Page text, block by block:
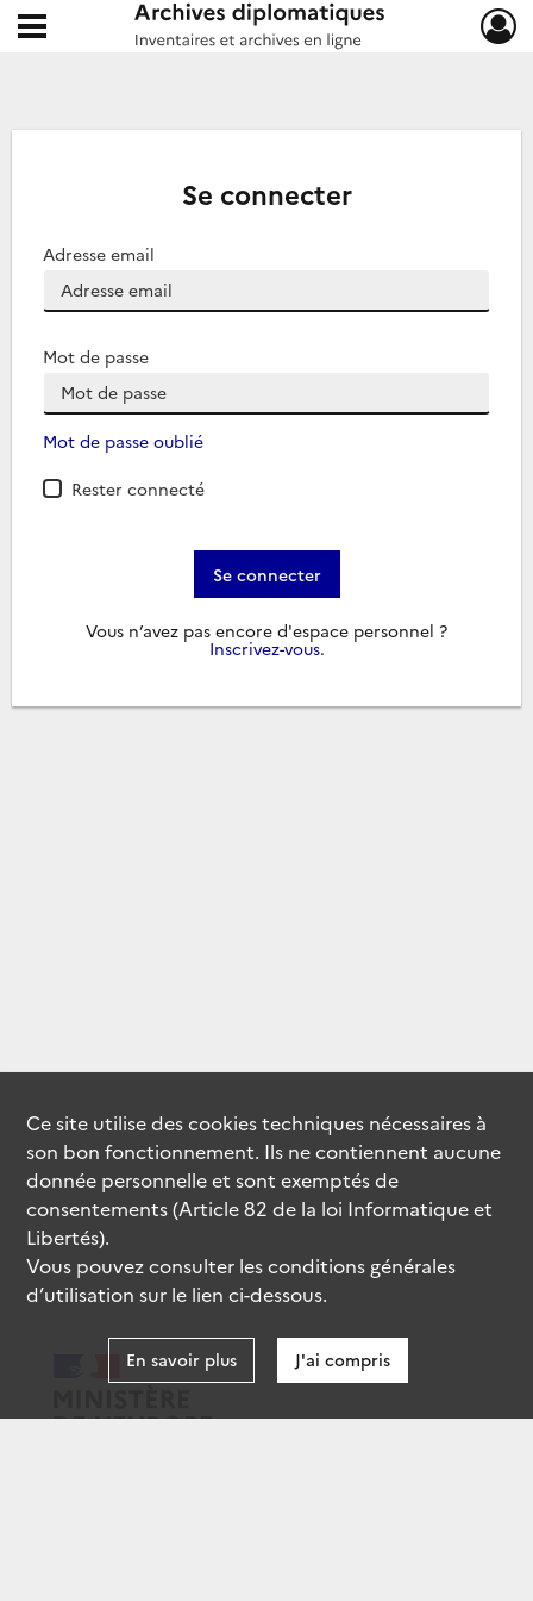
Archives diplomatiques
Ouvrir le menu déroulant
Se connecter
Adresse email
Mot de passe
Mot de passe oublié
Rester connecté
Se connecter
Vous n’avez pas encore d'espace personnel ?
Inscrivez-vous.
Ce site utilise descookiestechniques nécessaires à
son bon fonctionnement. Ils ne contiennent aucune
donnée personnelle et sont exemptés de
consentements (Article 82 de la loi Informatique et
Libertés).
Vous pouvez consulter les conditions générales
d’utilisation sur le lien ci-dessous.
En savoir plus J'ai compris